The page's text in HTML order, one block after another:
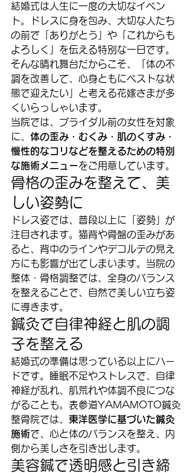
結婚式は人生に一度の大切なイベン
ト。ドレスに身を包み、大切な人たち
の前で「ありがとう」や「これからも
よろしく」を伝える特別な一日です。
そんな晴れ舞台だからこそ、「体の不
調を改善して、心身ともにベストな状
態で迎えたい」と考える花嫁さまが多
くいらっしゃいます。
当院では、ブライダル前の女性を対象
に、 体の歪み・むくみ・肌のくすみ・
慢性的なコリなどを整えるための特別
な施術メニューをご用意しています。
骨格の歪みを整えて、美
しい姿勢に
ドレス姿では、普段以上に「姿勢」が
注目されます。猫背や骨盤の歪みがあ
ると、背中のラインやデコルテの見え
方にも影響が出てしまいます。当院の
整体・骨格調整では、全身のバランス
を整えることで、自然で美しい立ち姿
に導きます。
鍼灸で自律神経と肌の調
子を整える
結婚式の準備は思っている以上にハー
ドです。睡眠不足やストレスで、自律
神経が乱れ、肌荒れや体調不良につな
がることも。表参道YAMAMOTO鍼灸
整骨院では、 東洋医学に基づいた鍼灸
施術で、心と体のバランスを整え、内
側から美しさを引き出します。
美容鍼で透明感と引き締